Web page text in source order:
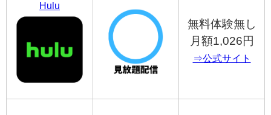
Hulu
無料体験無し
月額1,026円
⇒公式サイト